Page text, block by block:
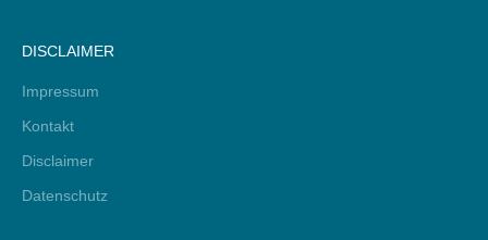
DISCLAIMER
Impressum
Kontakt
Disclaimer
Datenschutz